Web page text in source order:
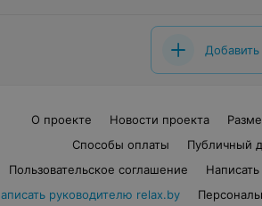
О проекте Новости проекта
Способы оплаты
Публичный
Пользовательское соглашение
руководителю relax.by